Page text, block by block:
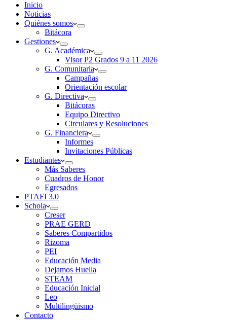
Inicio
Noticias
Quiénes somos
Bitácora
Gestiones
G. Académica
Visor P2 Grados 9 a 11 2026
G. Comunitaria
Campañas
Orientación escolar
G. Directiva
Bitácoras
Equipo Directivo
Circulares y Resoluciones
G. Financiera
Informes
Invitaciones Públicas
Estudiantes
Más Saberes
Cuadros de Honor
Egresados
PTAFI 3.0
Schola
Creser
PRAE GERD
Saberes Compartidos
Rizoma
PEI
Educación Media
Dejamos Huella
STEAM
Educación Inicial
Leo
Multilingüismo
Contacto